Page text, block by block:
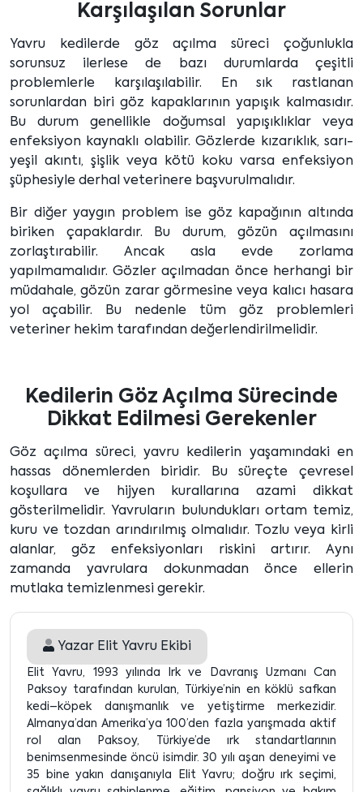
Karşılaşılan Sorunlar
Yavru kedilerde göz açılma süreci çoğunlukla
sorunsuz ilerlese de bazı durumlarda çeşitli
problemlerle karşılaşılabilir. En sık rastlanan
sorunlardan biri göz kapaklarının yapışık kalmasıdır.
Bu durum genellikle doğumsal yapışıklıklar veya
enfeksiyon kaynaklı olabilir. Gözlerde kızarıklık, sarı-
yeşil akıntı, şişlik veya kötü koku varsa enfeksiyon
şüphesiyle derhal veterinere başvurulmalıdır.
Bir diğer yaygın problem ise göz kapağının altında
biriken çapaklardır. Bu durum, gözün açılmasını
zorlaştırabilir. Ancak asla evde zorlama
yapılmamalıdır. Gözler açılmadan önce herhangi bir
müdahale, gözün zarar görmesine veya kalıcı hasara
yol açabilir. Bu nedenle tüm göz problemleri
veteriner hekim tarafından değerlendirilmelidir.
Kedilerin Göz Açılma Sürecinde
Dikkat Edilmesi Gerekenler
Göz açılma süreci, yavru kedilerin yaşamındaki en
hassas dönemlerden biridir. Bu süreçte çevresel
koşullara ve hijyen kurallarına azami dikkat
gösterilmelidir. Yavruların bulundukları ortam temiz,
kuru ve tozdan arındırılmış olmalıdır. Tozlu veya kirli
alanlar, göz enfeksiyonları riskini artırır. Aynı
zamanda yavrulara dokunmadan önce ellerin
mutlaka temizlenmesi gerekir.
Yazar Elit Yavru Ekibi
Elit Yavru, 1993 yılında Irk ve Davranış Uzmanı Can
Paksoy tarafından kurulan, Türkiye’nin en köklü safkan
kedi–köpek danışmanlık ve yetiştirme merkezidir.
Almanya’dan Amerika’ya 100’den fazla yarışmada aktif
rol alan Paksoy, Türkiye’de ırk standartlarının
benimsenmesinde öncü isimdir. 30 yılı aşan deneyimi ve
35 bine yakın danışanıyla Elit Yavru; doğru ırk seçimi,